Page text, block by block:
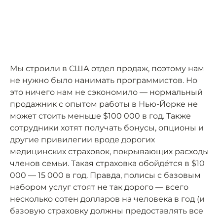
Мы строили в США отдел продаж, поэтому нам
не нужно было нанимать программистов. Но
это ничего нам не сэкономило — нормальный
продажник с опытом работы в Нью-Йорке не
может стоить меньше $100 000 в год. Также
сотрудники хотят получать бонусы, опционы и
другие привилегии вроде дорогих
медицинских страховок, покрывающих расходы
членов семьи. Такая страховка обойдётся в $10
000 — 15 000 в год. Правда, полисы с базовым
набором услуг стоят не так дорого — всего
несколько сотен долларов на человека в год (и
базовую страховку должны предоставлять все